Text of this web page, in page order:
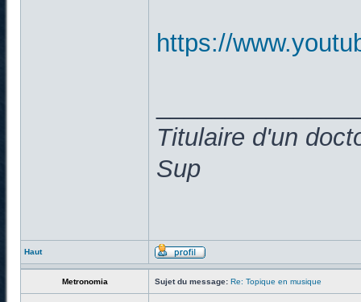
https://
Titulaire d'un
Sup
Haut
Metronomia Sujet du message: Re: Topique en musique